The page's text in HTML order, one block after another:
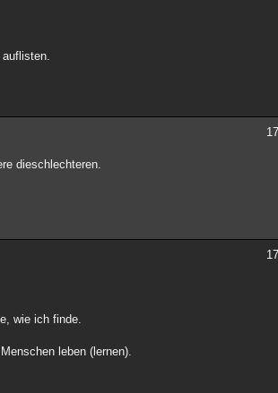
dieschlechteren.
wie ich finde.
leben (lernen).